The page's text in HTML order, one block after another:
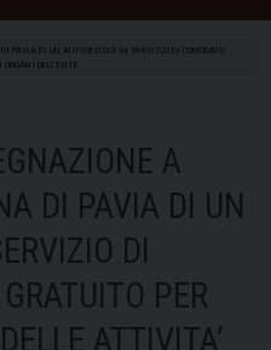
PAVIA DI UN AUTOVEICOLO IN SERVIZIO DI COMODATO
DELL’ENTE.
A
DI PAVIA DI UN
DI
PER
ATTIVITA’